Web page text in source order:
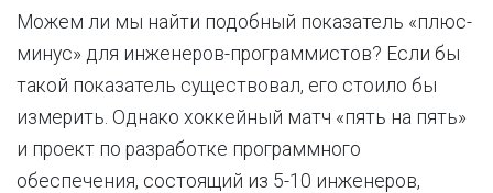
Можем ли мы найти подобный показатель «плюс-
минус» для инженеров-программистов? Если бы
такой показатель существовал, его стоило бы
измерить. Однако хоккейный матч «пять на пять»
и проект по разработке программного
обеспечения, состоящий из 5-10 инженеров,